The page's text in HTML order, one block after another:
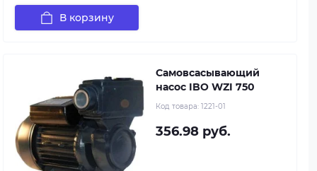
В корзину
Самовсасывающий
насос IBO WZI 750
Код товара: 1221-01
356.98 руб.